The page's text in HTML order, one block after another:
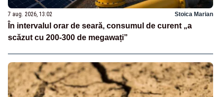
7 aug. 2026, 13:02 Stoica Marian
În intervalul orar de seară, consumul de curent „a
scăzut cu 200-300 de megawați”